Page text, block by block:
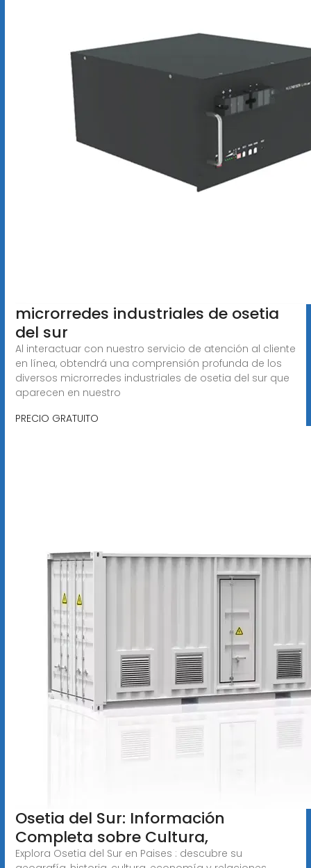
microrredes industriales de osetia
del sur
Al interactuar con nuestro servicio de atención al cliente
en línea, obtendrá una comprensión profunda de los
diversos microrredes industriales de osetia del sur que
aparecen en nuestro
PRECIO GRATUITO
Osetia del Sur: Información
Completa sobre Cultura,
Explora Osetia del Sur en Paises : descubre su